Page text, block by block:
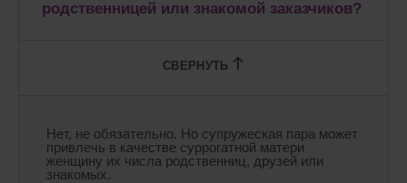
родственницей или знакомой заказчиков?
Нет, не обязательно. Но супружеская пара может
привлечь в качестве суррогатной матери
женщину их числа родственниц, друзей или
знакомых.